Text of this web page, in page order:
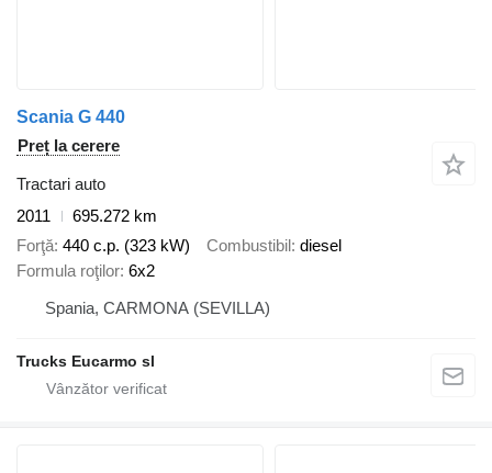
Scania G 440
Preț la cerere
Tractari auto
2011
695.272 km
Forţă 440 c.p. (323 kW) Combustibil diesel
Formula roţilor 6x2
Spania, CARMONA (SEVILLA)
Trucks Eucarmo sl